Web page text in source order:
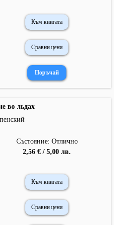
Към книгата
Сравни цени
во льдах
Състояние: Отлично
2,56 € / 5,00 лв.
Към книгата
Сравни цени